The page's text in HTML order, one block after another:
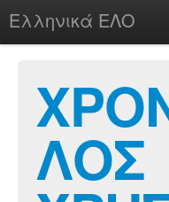
Ελληνικά ΕΛΟ
chesstu.be @ discord
LoginΛΟΣ